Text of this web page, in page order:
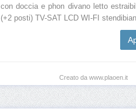
con doccia e phon divano letto
(+2 posti) TV-SAT LCD WI-FI
Creato da www.plaoen.it